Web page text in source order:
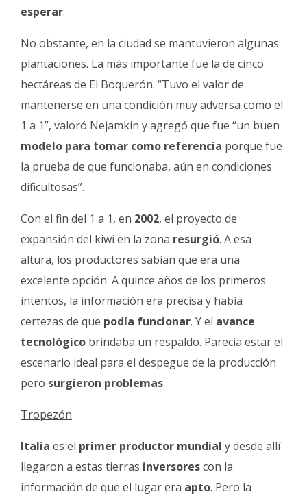
esperar.
No obstante, en la ciudad se mantuvieron algunas
plantaciones. La más importante fue la de cinco
hectáreas de El Boquerón. “Tuvo el valor de
mantenerse en una condición muy adversa como el
1 a 1”, valoró Nejamkin y agregó que fue “un buen
modelo para tomar como referencia porque fue
la prueba de que funcionaba, aún en condiciones
dificultosas”.
Con el fin del 1 a 1, en 2002, el proyecto de
expansión del kiwi en la zona resurgió. A esa
altura, los productores sabían que era una
excelente opción. A quince años de los primeros
intentos, la información era precisa y había
certezas de que podía funcionar. Y el avance
tecnológico brindaba un respaldo. Parecía estar el
escenario ideal para el despegue de la producción
pero surgieron problemas.
Tropezón
Italia es el primer productor mundial y desde allí
llegaron a estas tierras inversorescon la
información de que el lugar era apto. Pero la